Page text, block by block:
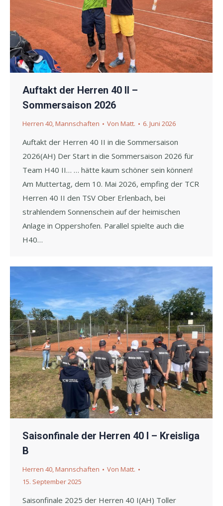
Auftakt der Herren 40 II –
Sommersaison 2026
Herren 40,Mannschaften Von Matt. 6. Juni 2026
Auftakt der Herren 40 II in die Sommersaison
2026(AH) Der Start in die Sommersaison 2026 für
Team H40 II… … hätte kaum schöner sein können!
Am Muttertag, dem 10. Mai 2026, empfing der TCR
Herren 40 II den TSV Ober Erlenbach, bei
strahlendem Sonnenschein auf der heimischen
Anlage in Oppershofen. Parallel spielte auch die
H40…
Saisonfinale der Herren 40 I – Kreisliga
B
Herren 40,Mannschaften Von Matt.
15. September 2025
Saisonfinale 2025 der Herren 40 I(AH) Toller